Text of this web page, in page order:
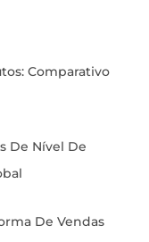
Comparativo
De Nível De
De Vendas